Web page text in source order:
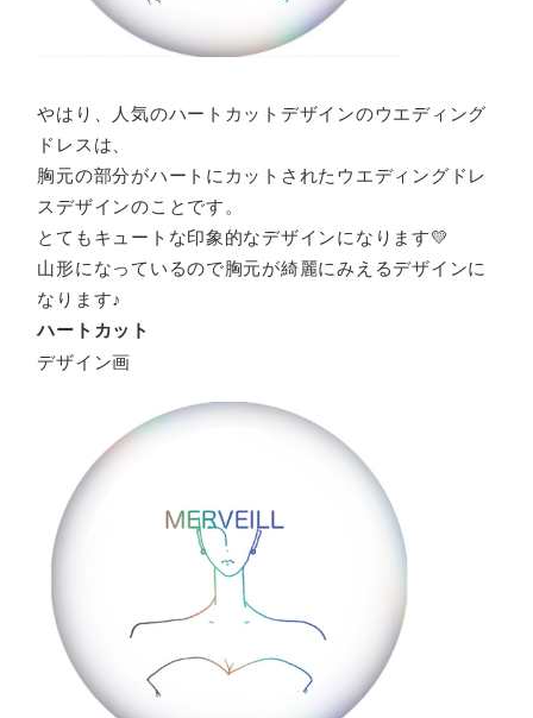
やはり、人気のハートカットデザインのウエディング
ドレスは、
胸元の部分がハートにカットされたウエディングドレ
スデザインのことです。
とてもキュートな印象的なデザインになります💛
山形になっているので胸元が綺麗にみえるデザインに
なります♪
ハートカット
デザイン画